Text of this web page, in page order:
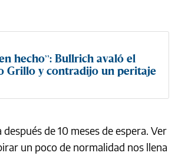
hecho”: Bullrich avaló el
Grillo y contradijo un peritaje
después de 10 meses de espera. Ver
un poco de normalidad nos llena